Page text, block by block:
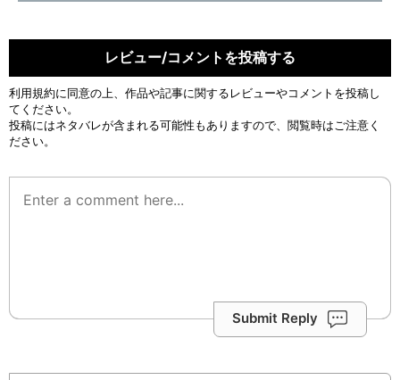
レビュー/コメントを投稿する
利用規約に同意の上、作品や記事に関するレビューやコメントを投稿し
てください。
投稿にはネタバレが含まれる可能性もありますので、閲覧時はご注意く
ださい。
Submit Reply